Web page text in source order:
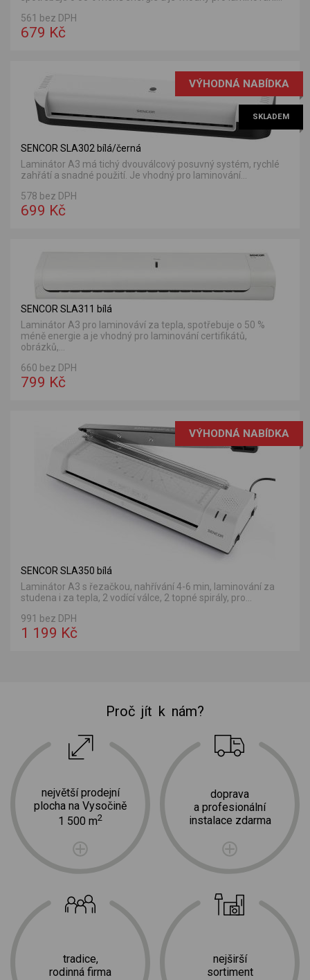
561 bez DPH
679 Kč
VÝHODNÁ NABÍDKA
SKLADEM
SENCOR SLA302 bílá/černá
Laminátor A3 má tichý dvouválcový posuvný systém, rychlé
zahřátí a snadné použití. Je vhodný pro laminování...
578 bez DPH
699 Kč
SENCOR SLA311 bílá
Laminátor A3 pro laminováví za tepla, spotřebuje o 50 %
méně energie a je vhodný pro laminování certifikátů,
obrázků,...
660 bez DPH
799 Kč
VÝHODNÁ NABÍDKA
SENCOR SLA350 bílá
Laminátor A3 s řezačkou, nahřívání 4-6 min, laminování za
studena i za tepla, 2 vodící válce, 2 topné spirály, pro...
991 bez DPH
1 199 Kč
Proč jít k nám?
největší prodejní
plocha na Vysočině
1 500 m2
tradice,
rodinná firma
doprava
a profesionální
instalace zdarma
nejširší
sortiment